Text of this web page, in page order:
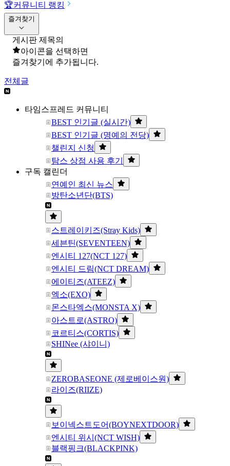
🏆커뮤니티 랭킹
즐겨찾기
게시판 제목의
아이콘을 선택하면
즐겨찾기에 추가됩니다.
전체글
타임스프레드 커뮤니티
BEST 인기글 (실시간)
BEST 인기글 (명예의 전당)
챌린지 신청
탐스 상점 사용 후기
구독 캘린더
연예인 최신 뉴스
방탄소년단(BTS)
스트레이키즈(Stray Kids)
세븐틴(SEVENTEEN)
엔시티 127(NCT 127)
엔시티 드림(NCT DREAM)
에이티즈(ATEEZ)
엑소(EXO)
몬스타엑스(MONSTA X)
아스트로(ASTRO)
코르티스(CORTIS)
SHINee (샤이니)
ZEROBASEONE (제로베이스원)
라이즈(RIIZE)
보이넥스트도어(BOYNEXTDOOR)
엔시티 위시(NCT WISH)
블랙핑크(BLACKPINK)